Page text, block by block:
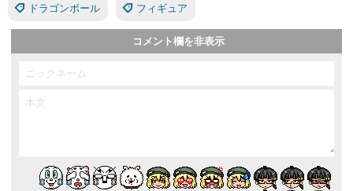
ドラゴンボール フィギュア
コメント欄を非表示